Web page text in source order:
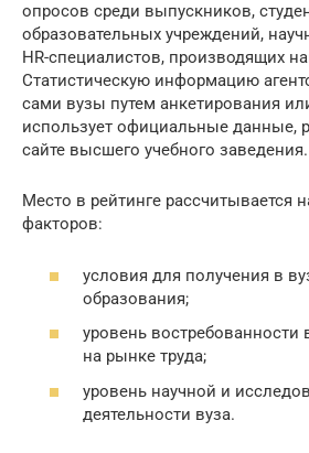
опросов среди выпускников,
образовательных учреждений,
HR-специалистов, производящих
Статистическую информацию
сами вузы путем анкетирования
использует официальные данные,
сайте высшего учебного заведения.
Место в рейтинге рассчитывается
факторов:
условия для получения в
образования;
уровень востребованности
на рынке труда;
уровень научной и
деятельности вуза.